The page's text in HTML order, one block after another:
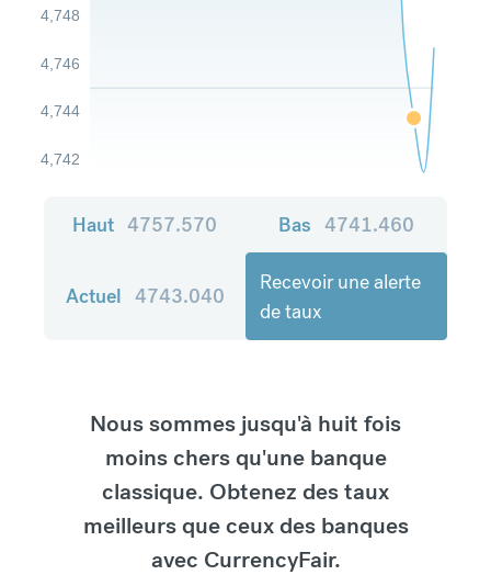
4,742
4,744
4,746
4,748
Haut 4757.570 Bas 4741.460
Actuel 4743.040
Recevoir une alerte
de taux
Nous sommes jusqu'à huit fois
moins chers qu'une banque
classique. Obtenez des taux
meilleurs que ceux des banques
avec CurrencyFair.